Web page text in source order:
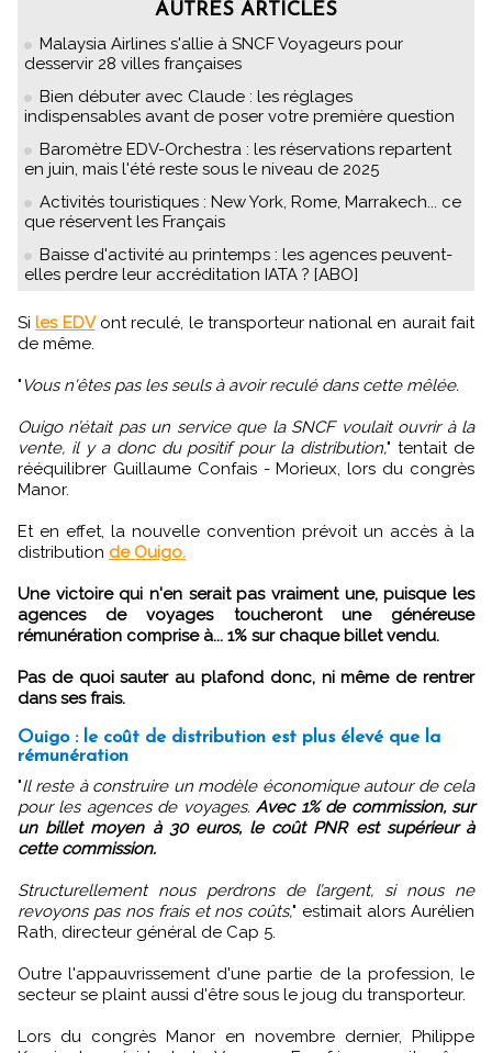
AUTRES ARTICLES
Malaysia Airlines s'allie à SNCF Voyageurs pour
desservir 28 villes françaises
Bien débuter avec Claude : les réglages
indispensables avant de poser votre première question
Baromètre EDV-Orchestra : les réservations repartent
en juin, mais l'été reste sous le niveau de 2025
Activités touristiques : New York, Rome, Marrakech... ce
que réservent les Français
Baisse d'activité au printemps : les agences peuvent-
elles perdre leur accréditation IATA ? [ABO]
Siles EDVont reculé, le transporteur national en aurait fait
de même.
" Vous n'êtes pas les seuls à avoir reculé dans cette mêlée.
Ouigo n’était pas un service que la SNCF voulait ouvrir à la
vente, il y a donc du positif pour la distribution," tentait de
rééquilibrer Guillaume Confais - Morieux, lors du congrès
Manor.
Et en effet, la nouvelle convention prévoit un accès à la
distribution de Ouigo.
Une victoire qui n'en serait pas vraiment une, puisque les
agences de voyages toucheront une généreuse
rémunération comprise à... 1% sur chaque billet vendu.
Pas de quoi sauter au plafond donc, ni même de rentrer
dans ses frais.
Ouigo : le coût de distribution est plus élevé que la
rémunération
"Il reste à construire un modèle économique autour de cela
pour les agences de voyages.Avec 1% de commission, sur
un billet moyen à 30 euros, le coût PNR est supérieur à
cette commission.
Structurellement nous perdrons de l’argent, si nous ne
revoyons pas nos frais et nos coûts," estimait alors Aurélien
Rath, directeur général de Cap 5.
Outre l'appauvrissement d'une partie de la profession, le
secteur se plaint aussi d'être sous le joug du transporteur.
Lors du congrès Manor en novembre dernier, Philippe